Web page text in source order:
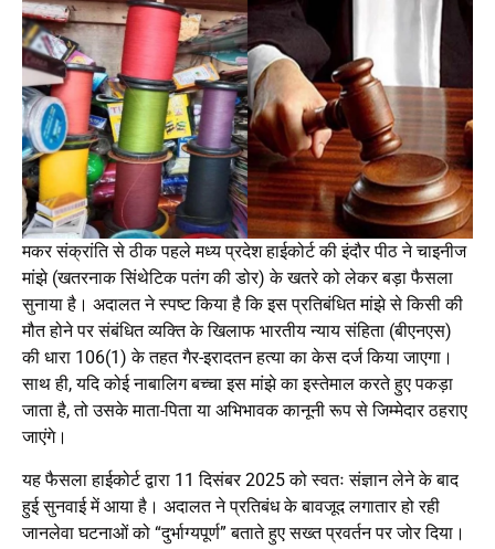
मकर संक्रांति से ठीक पहले मध्य प्रदेश हाईकोर्ट की इंदौर पीठ ने चाइनीज
मांझे (खतरनाक सिंथेटिक पतंग की डोर) के खतरे को लेकर बड़ा फैसला
सुनाया है। अदालत ने स्पष्ट किया है कि इस प्रतिबंधित मांझे से किसी की
मौत होने पर संबंधित व्यक्ति के खिलाफ भारतीय न्याय संहिता (बीएनएस)
की धारा 106(1) के तहत गैर-इरादतन हत्या का केस दर्ज किया जाएगा।
साथ ही, यदि कोई नाबालिग बच्चा इस मांझे का इस्तेमाल करते हुए पकड़ा
जाता है, तो उसके माता-पिता या अभिभावक कानूनी रूप से जिम्मेदार ठहराए
जाएंगे।
यह फैसला हाईकोर्ट द्वारा 11 दिसंबर 2025 को स्वतः संज्ञान लेने के बाद
हुई सुनवाई में आया है। अदालत ने प्रतिबंध के बावजूद लगातार हो रही
जानलेवा घटनाओं को “दुर्भाग्यपूर्ण” बताते हुए सख्त प्रवर्तन पर जोर दिया।